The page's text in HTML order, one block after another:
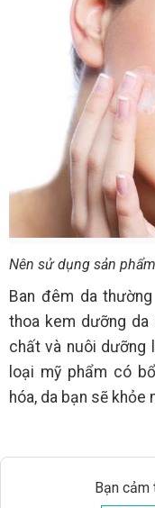
Nên sử dụng sản
Ban đêm da
thoa kem dưỡng
chất và nuôi dưỡng
loại mỹ phẩm có
hóa, da bạn sẽ khỏe
Bạn cảm